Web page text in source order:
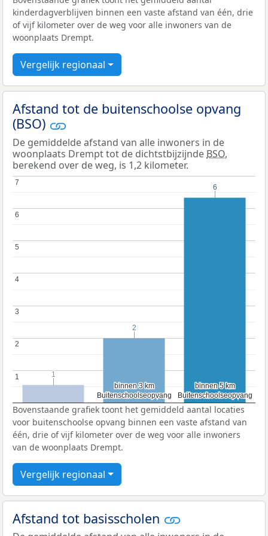
kinderdagverblijven binnen een vaste afstand van één, drie
of vijf kilometer over de weg voor alle inwoners van de
woonplaats Drempt.
Vergelijk regionaal
Afstand tot de buitenschoolse opvang
(BSO)
De gemiddelde afstand van alle inwoners in de
woonplaats Drempt tot de dichtstbijzijnde BSO,
berekend over de weg, is 1,2 kilometer.
Buitenschoolseopvang
Buitenschoolseopvang
binnen 3 km
binnen 3 km
Buitenschoolseopvang
Buitenschoolseopvang
binnen 5 km
binnen 5 km
11
2
2
3
3
4
4
5
5
6
6
7
7
1
1
2
2
6
6
Bovenstaande grafiek toont het gemiddeld aantal locaties
voor buitenschoolse opvang binnen een vaste afstand van
één, drie of vijf kilometer over de weg voor alle inwoners
van de woonplaats Drempt.
Vergelijk regionaal
Afstand tot basisscholen